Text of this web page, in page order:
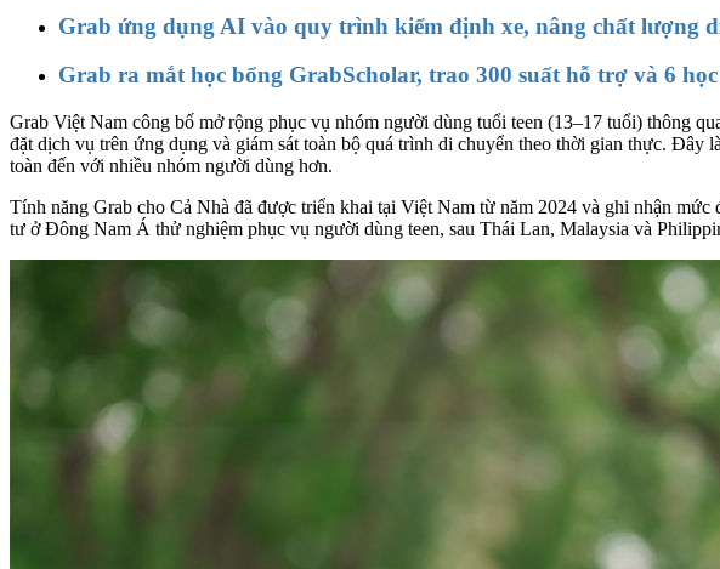
Grab ứng dụng AI vào quy trình kiểm định xe, nâng chất lượng
Grab ra mắt học bổng GrabScholar, trao 300 suất hỗ trợ và 6
Grab Việt Nam công bố mở rộng phục vụ nhóm người dùng tuổi teen (13–17 tuổi) thông
đặt dịch vụ trên ứng dụng và giám sát toàn bộ quá trình di chuyển theo thời gian thực.
toàn đến với nhiều nhóm người dùng hơn.
Tính năng Grab cho Cả Nhà đã được triển khai tại Việt Nam từ năm 2024 và ghi nhận
tư ở Đông Nam Á thử nghiệm phục vụ người dùng teen, sau Thái Lan, Malaysia và